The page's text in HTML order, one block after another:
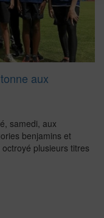
aux
samedi, aux
benjamins et
plusieurs titres